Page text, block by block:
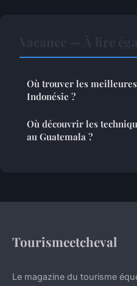
Où trouver les
Indonésie ?
Où découvrir les
au Guatemala ?
Tourismeetcheval
Le magazine du tourisme